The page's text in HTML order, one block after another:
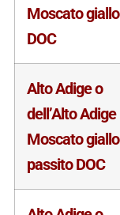
Moscato giallo
DOC
Alto Adige o
dell’Alto Adige
Moscato giallo
passito DOC